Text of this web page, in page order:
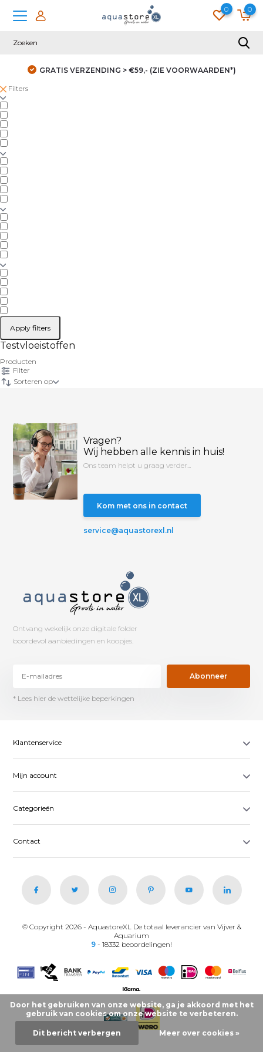
0 0
GRATIS VERZENDING > €59,- (ZIE VOORWAARDEN*)
Filters
Apply filters
Testvloeistoffen
Producten
Filter
Sorteren op
Vragen?
Wij hebben alle kennis in huis!
Ons team helpt u graag verder...
Kom met ons in contact
service@aquastorexl.nl
Ontvang wekelijk onze digitale folder
boordevol aanbiedingen en koopjes.
Abonneer
* Lees hier de wettelijke beperkingen
Klantenservice
Mijn account
Categorieën
Contact
© Copyright 2026 - AquastoreXL De totaal leverancier van Vijver &
Aquarium
9 - 18332 beoordelingen!
Door het gebruiken van onze website, ga je akkoord met het
gebruik van cookies om onze website te verbeteren.
Dit bericht verbergen Meer over cookies »